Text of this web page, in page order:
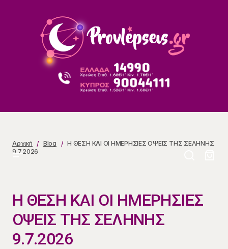
Αρχική Blog
Η ΘΕΣΗ ΚΑΙ ΟΙ ΗΜΕΡΗΣΙΕΣ ΟΨΕΙΣ ΤΗΣ ΣΕΛΗΝΗΣ
9.7.2026
Η ΘΕΣΗ ΚΑΙ ΟΙ ΗΜΕΡΗΣΙΕΣ
ΟΨΕΙΣ ΤΗΣ ΣΕΛΗΝΗΣ
9.7.2026